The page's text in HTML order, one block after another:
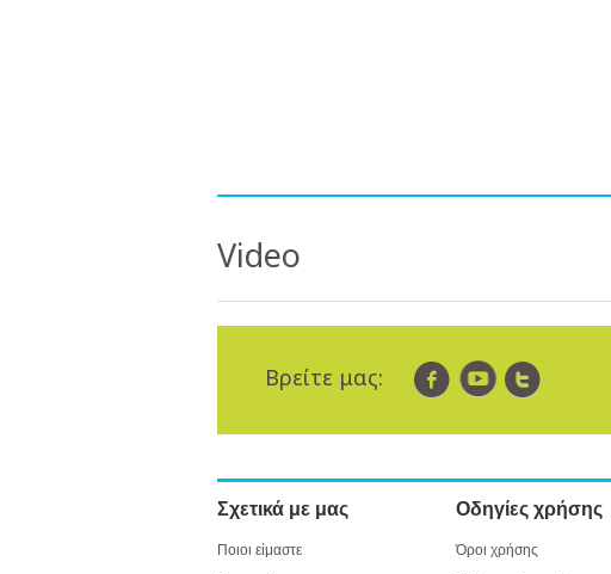
Video
Βρείτε μας:
Σχετικά με μας
Ποιοι είμαστε
Οδηγίες χρήσης
Όροι χρήσης